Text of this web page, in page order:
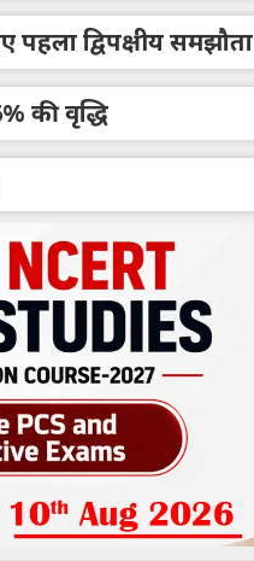
पहला द्विपक्षीय समझौता
की वृद्धि